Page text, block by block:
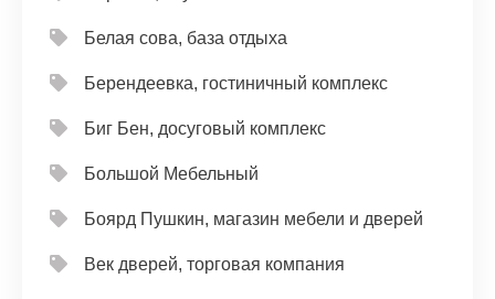
Белая сова, база отдыха
Берендеевка, гостиничный комплекс
Биг Бен, досуговый комплекс
Большой Мебельный
Боярд Пушкин, магазин мебели и дверей
Век дверей, торговая компания